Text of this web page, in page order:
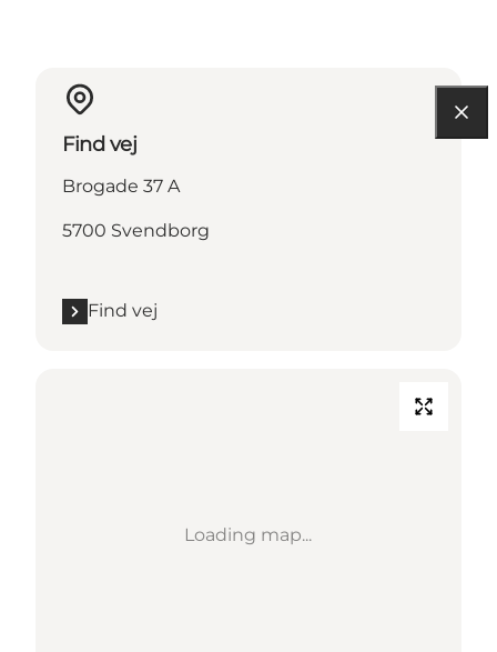
Find vej
Brogade 37 A
5700 Svendborg
Find vej
Loading map...